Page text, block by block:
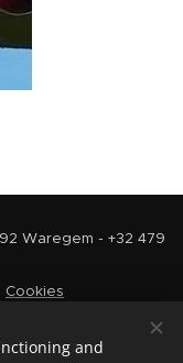
Waregem - +32 479
Cookies
and